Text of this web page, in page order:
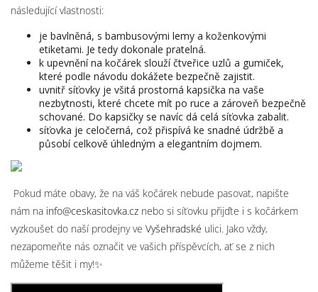
následující vlastnosti:
je bavlněná, s bambusovými lemy a koženkovými
etiketami. Je tedy dokonale pratelná.
k upevnění na kočárek slouží čtveřice uzlů a gumiček,
které podle návodu dokážete bezpečně zajistit.
uvnitř síťovky je všitá prostorná kapsička na vaše
nezbytnosti, které chcete mít po ruce a zároveň bezpečně
schované. Do kapsičky se navíc dá celá síťovka zabalit.
síťovka je celočerná, což přispívá ke snadné údržbě a
působí celkově úhledným a elegantním dojmem.
Pokud máte obavy, že na váš kočárek nebude pasovat, napište
nám na info@ceskasitovka.cz nebo si síťovku přijďte i s kočárkem
vyzkoušet do naší prodejny ve Vyšehradské ulici. Jako vždy,
nezapomeňte nás označit ve vašich příspěvcích, ať se z nich
můžeme těšit i my!✨